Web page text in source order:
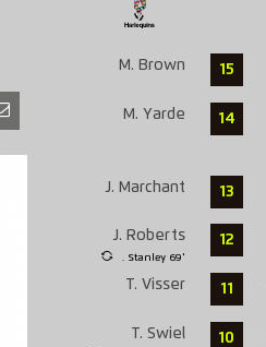
M. Brown 15
M. Yarde 14
J. Marchant 13
J. Roberts
. Stanley 69'
12
T. Visser 11
T. Swiel 10